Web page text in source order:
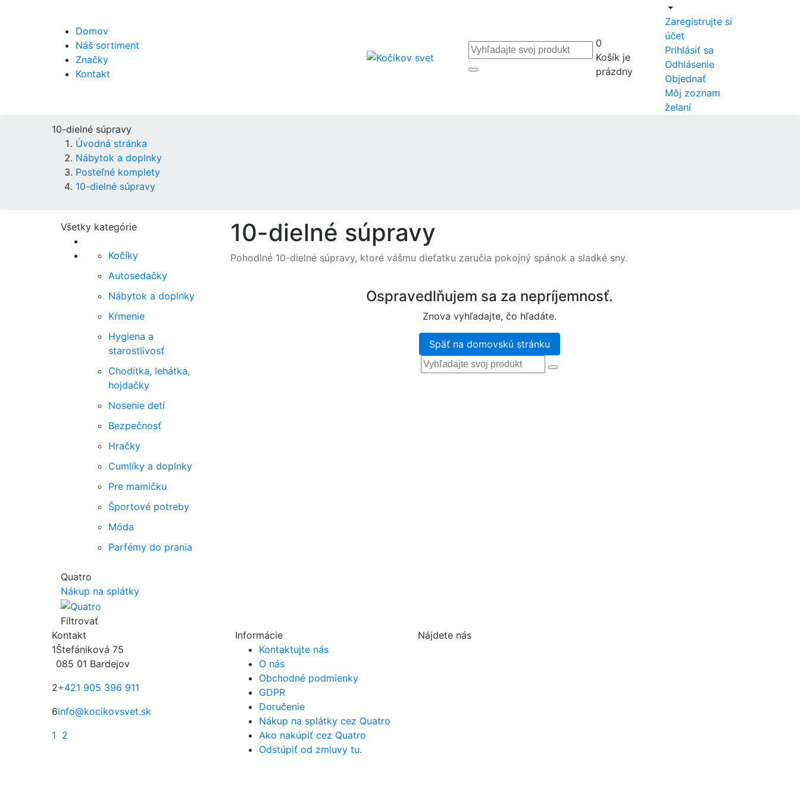
Domov
Náš sortiment
Značky
Kontakt
0
Košík je
prázdny
Zaregistrujte si
účet
Prihlásiť sa
Odhlásenie
Objednať
Môj zoznam
želaní
10-dielné súpravy
Úvodná stránka
Nábytok a doplnky
Posteľné komplety
10-dielné súpravy
Všetky kategórie
Kočíky
Autosedačky
Nábytok a doplnky
Kŕmenie
Hygiena a
starostlivosť
Chodítka, lehátka,
hojdačky
Nosenie detí
Bezpečnosť
Hračky
Cumlíky a doplnky
Pre mamičku
Športové potreby
Móda
Parfémy do prania
Quatro
Nákup na splátky
Filtrovať
10-dielné súpravy
Pohodlné 10-dielné súpravy, ktoré vášmu dieťatku zaručia pokojný spánok a sladké sny.
Ospravedlňujem sa za nepríjemnosť.
Znova vyhľadajte, čo hľadáte.
Späť na domovskú stránku
Kontakt
1Štefániková 75
085 01 Bardejov
2+421 905 396 911
6info@kocikovsvet.sk
1 2
Informácie
Kontaktujte nás
O nás
Obchodné podmienky
GDPR
Doručenie
Nákup na splátky cez Quatro
Ako nakúpiť cez Quatro
Odstúpiť od zmluvy tu.
Nájdete nás